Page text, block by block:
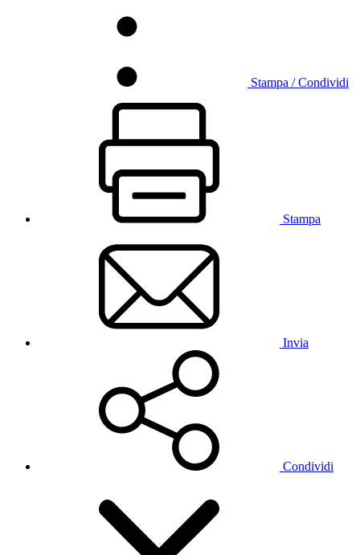
Stampa / Condividi
Stampa
Invia
Condividi